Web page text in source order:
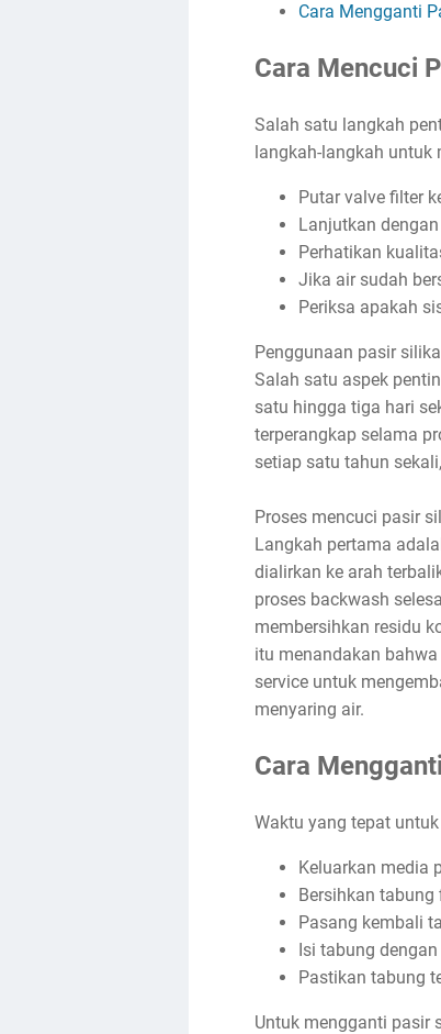
Cara Mengganti
Cara Mencuci
Salah satu langkah
langkah-langkah untuk
Putar valve filter
Lanjutkan
Perhatikan
Jika air sudah
Periksa apakah
Penggunaan pasir
Salah satu aspek
satu hingga tiga hari
terperangkap selama
setiap satu tahun
Proses mencuci pasir
Langkah pertama
dialirkan ke arah
proses backwash
membersihkan residu
itu menandakan
service untuk
menyaring air.
Cara
Waktu yang tepat
Keluarkan media
Bersihkan
Pasang kembali
Isi tabung
Pastikan tabung
Untuk mengganti pasir